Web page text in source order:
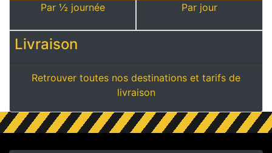
Par ½ journée Par jour
Livraison
Retrouver toutes nos destinations et tarifs de
livraison